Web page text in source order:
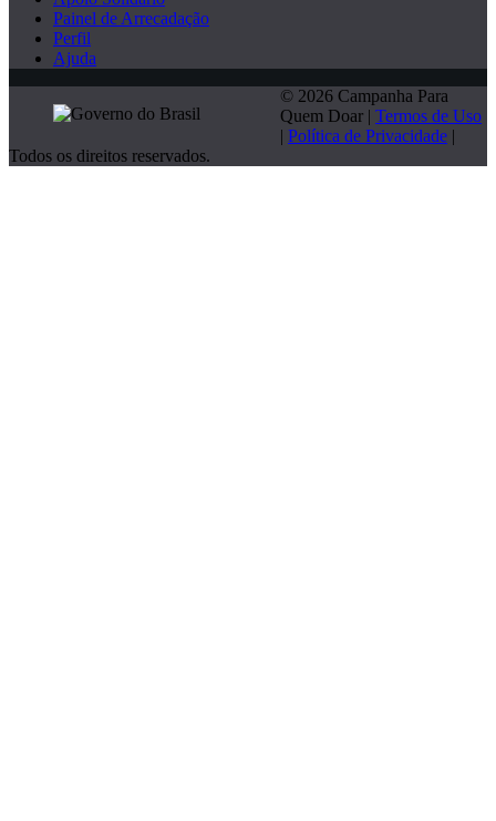
Painel de Arrecadação
Perfil
Ajuda
© 2026 Campanha Para
Quem Doar | Termos de Uso
| Política de Privacidade |
Todos os direitos reservados.